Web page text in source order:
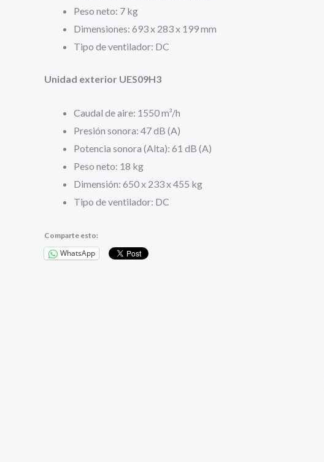
Peso neto: 7 kg
Dimensiones: 693 x 283 x 199 mm
Tipo de ventilador: DC
Unidad exterior UES09H3
Caudal de aire: 1550 m³/h
Presión sonora: 47 dB (A)
Potencia sonora (Alta): 61 dB (A)
Peso neto: 18 kg
Dimensión: 650 x 233 x 455 kg
Tipo de ventilador: DC
Comparte esto:
WhatsApp